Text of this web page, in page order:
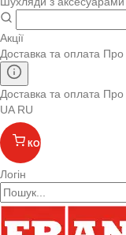
Акції
Доставка та оплата Про
Доставка та оплата Про
UA RU
КОШИК
Логін